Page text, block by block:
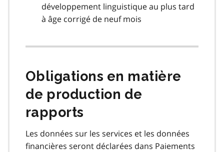
développement linguistique au plus tard
à âge corrigé de neuf mois
Obligations en matière
de production de
rapports
Les données sur les services et les données
financières seront déclarées dans Paiements